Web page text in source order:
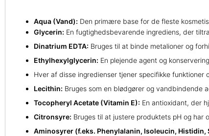
Aqua (Vand): Den primære base for de fleste
Glycerin: En fugtighedsbevarende ingrediens, der
Dinatrium EDTA: Bruges til at binde metalioner og
Ethylhexylglycerin: En plejende agent og
Hver af disse ingredienser tjener specifikke
Lecithin: Bruges som en blødgører og vandbindende
Tocopheryl Acetate (Vitamin E): En antioxidant, der
Citronsyre: Bruges til at justere produktets pH og har
Aminosyrer (f.eks. Phenylalanin, Isoleucin,